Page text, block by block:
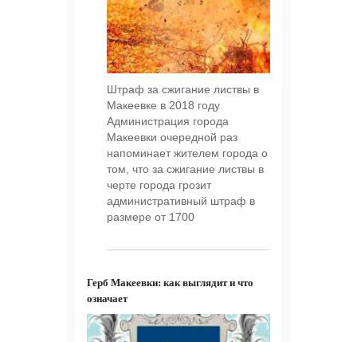
Штраф за сжигание листвы в
Макеевке в 2018 году
Администрация города
Макеевки очередной раз
напоминает жителем города о
том, что за сжигание листвы в
черте города грозит
административный штраф в
размере от 1700
Герб Макеевки: как выглядит и что
означает